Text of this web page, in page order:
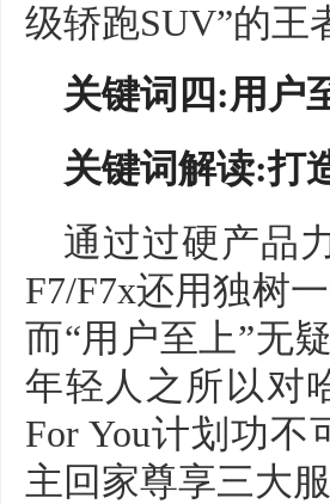
级轿跑SUV”的王
关键词四:用户
关键词解读:打
通过过硬产品
F7/F7x还用独树
而“用户至上”无
年轻人之所以对
For You计划功
主回家尊享三大